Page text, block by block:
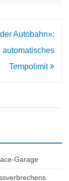
Autobahn»:
automatisches
Tempolimit
Garage